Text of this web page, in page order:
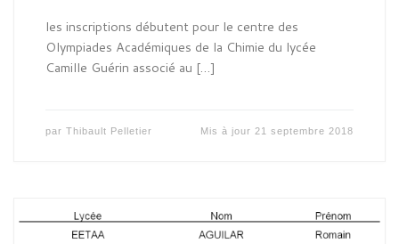
les inscriptions débutent pour le centre des
Olympiades Académiques de la Chimie du lycée
Camille Guérin associé au […]
par Thibault Pelletier Mis à jour 21 septembre 2018